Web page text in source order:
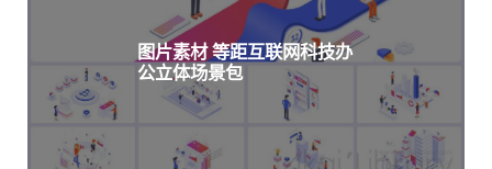
图片素材 等距互联网科技办
公立体场景包